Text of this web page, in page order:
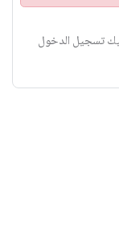
تسجيل الدخول